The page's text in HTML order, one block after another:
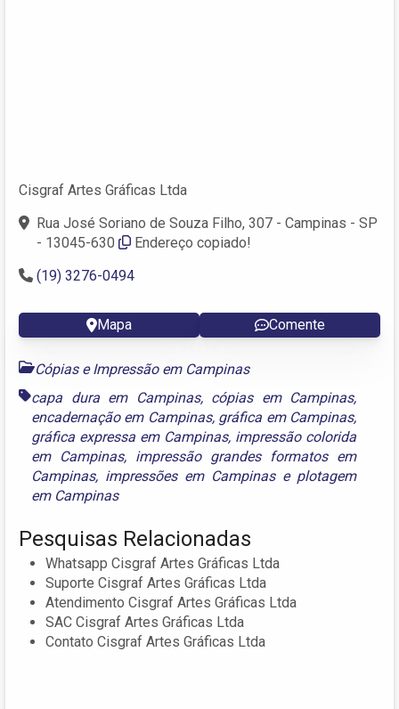
Cisgraf Artes Gráficas Ltda
Rua José Soriano de Souza Filho, 307 - Campinas - SP
- 13045-630
Endereço copiado!
(19) 3276-0494
Mapa Comente
Cópias e Impressão em Campinas
capa dura em Campinas, cópias em Campinas,
encadernação em Campinas, gráfica em Campinas,
gráfica expressa em Campinas, impressão colorida
em Campinas, impressão grandes formatos em
Campinas, impressões em Campinase plotagem
em Campinas
Pesquisas Relacionadas
Whatsapp Cisgraf Artes Gráficas Ltda
Suporte Cisgraf Artes Gráficas Ltda
Atendimento Cisgraf Artes Gráficas Ltda
SAC Cisgraf Artes Gráficas Ltda
Contato Cisgraf Artes Gráficas Ltda